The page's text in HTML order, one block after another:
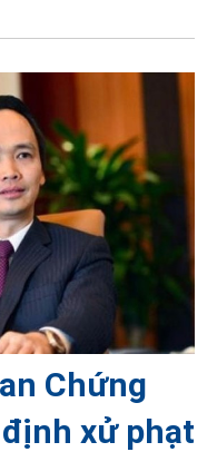
Chứng
xử phạt